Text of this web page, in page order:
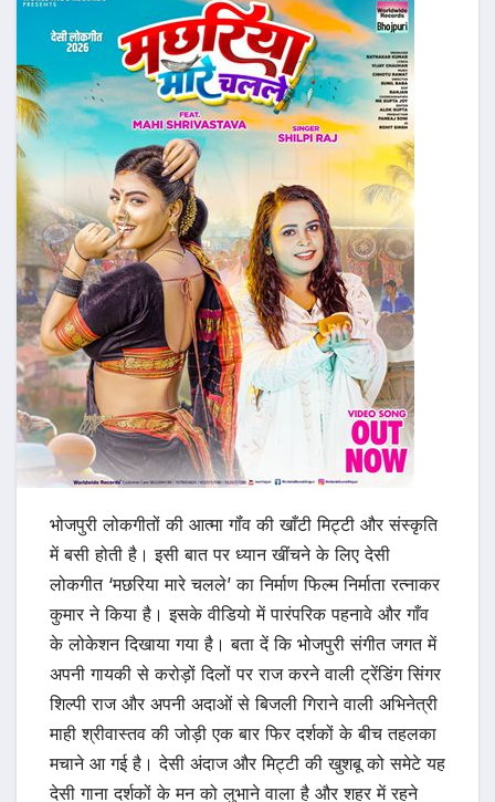
भोजपुरी लोकगीतों की आत्मा गॉंव की खाँटी मिट्टी और संस्कृति
में बसी होती है। इसी बात पर ध्यान खींचने के लिए देसी
लोकगीत ‘मछरिया मारे चलले’ का निर्माण फिल्म निर्माता रत्नाकर
कुमार ने किया है। इसके वीडियो में पारंपरिक पहनावे और गाँव
के लोकेशन दिखाया गया है। बता दें कि भोजपुरी संगीत जगत में
अपनी गायकी से करोड़ों दिलों पर राज करने वाली ट्रेंडिंग सिंगर
शिल्पी राज और अपनी अदाओं से बिजली गिराने वाली अभिनेत्री
माही श्रीवास्तव की जोड़ी एक बार फिर दर्शकों के बीच तहलका
मचाने आ गई है। देसी अंदाज और मिट्टी की खुशबू को समेटे यह
देसी गाना दर्शकों के मन को लुभाने वाला है और शहर में रहने